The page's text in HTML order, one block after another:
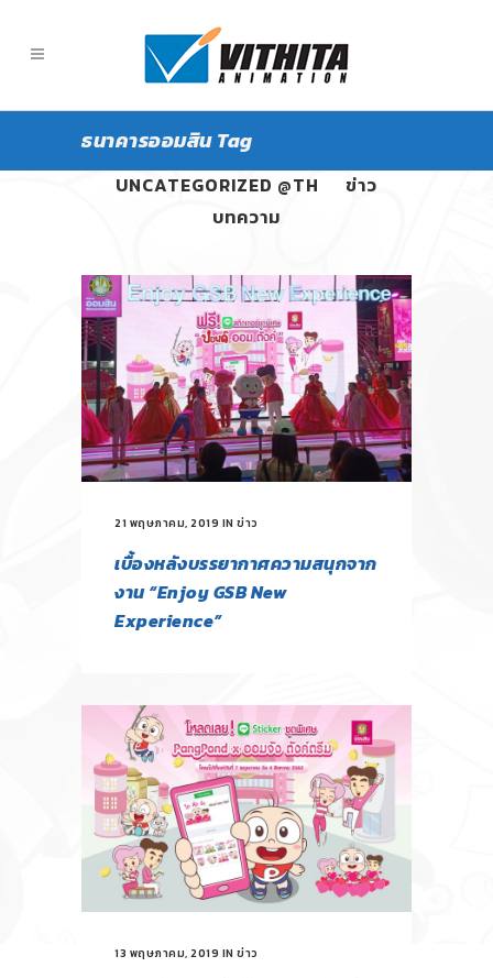
ธนาคารออมสิน Tag
ALL
PANGPOND
UNCATEGORIZED @TH
ข่าว
บทความ
21 พฤษภาคม, 2019 IN ข่าว
เบื้องหลังบรรยากาศความสนุกจาก
งาน “Enjoy GSB New
Experience”
13 พฤษภาคม, 2019 IN ข่าว